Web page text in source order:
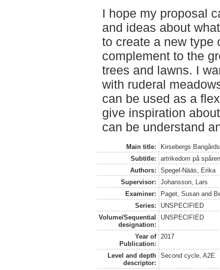
I hope my proposal
and ideas about
to create a new type
complement to the
trees and lawns. I
with ruderal
can be used as a
give inspiration
can be understand
Main title:
Kirsebergs
Subtitle:
artrikedom på
Authors:
Spegel-Nääs, Erika
Supervisor:
Johansson, Lars
Examiner:
Paget, Susan and
Series:
UNSPECIFIED
Volume/Sequential
designation:
UNSPECIFIED
Year of
Publication:
2017
Level and depth
descriptor:
Second cycle, A2E